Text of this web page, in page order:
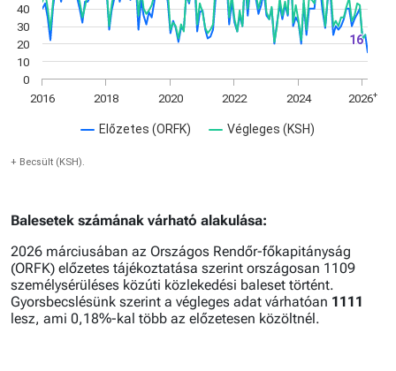
+ Becsült (KSH).
16
16
Előzetes (ORFK) Végleges (KSH)
0
10
20
30
40
2016 2018 2020 2022 2024 2026+
Balesetek számának várható alakulása:
2026 márciusában az Országos Rendőr-főkapitányság
(ORFK) előzetes tájékoztatása szerint országosan 1109
személysérüléses közúti közlekedési baleset történt.
Gyorsbecslésünk szerint a végleges adat várhatóan 1111
lesz, ami 0,18%-kal több az előzetesen közöltnél.